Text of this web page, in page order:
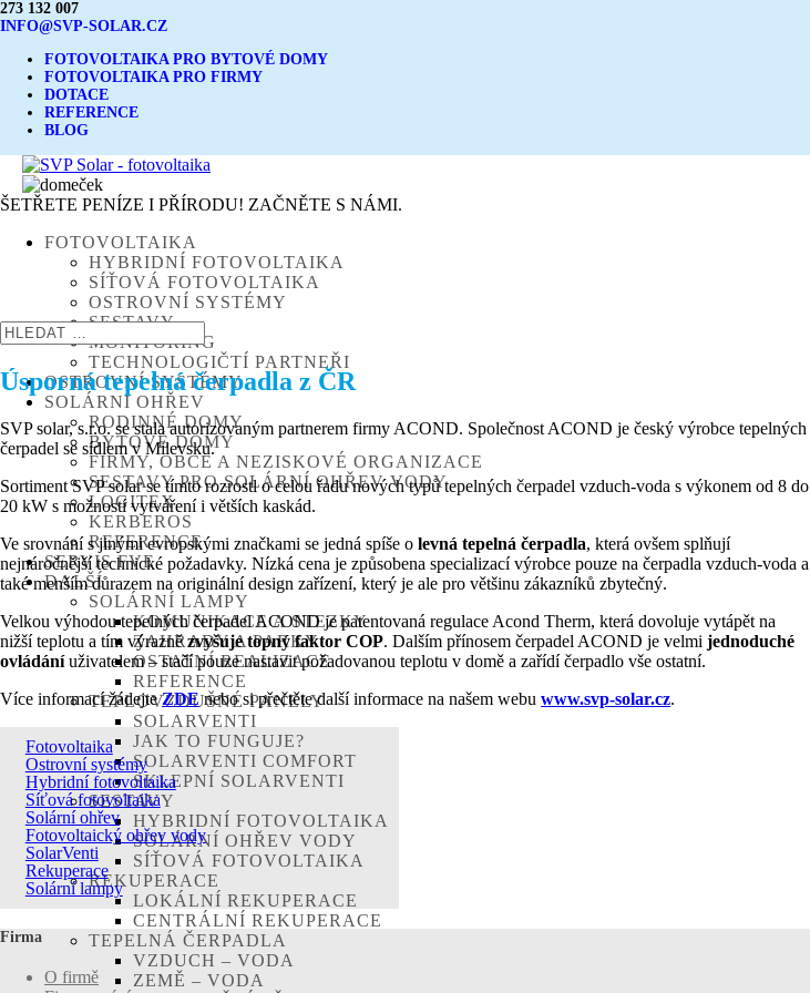
273 132 007
INFO@SVP-SOLAR.CZ
FOTOVOLTAIKA PRO BYTOVÉ DOMY
FOTOVOLTAIKA PRO FIRMY
DOTACE
REFERENCE
BLOG
ŠETŘETE PENÍZE I PŘÍRODU! ZAČNĚTE S NÁMI.
FOTOVOLTAIKA
HYBRIDNÍ FOTOVOLTAIKA
SÍŤOVÁ FOTOVOLTAIKA
OSTROVNÍ SYSTÉMY
SESTAVY
MONITORING
TECHNOLOGIČTÍ PARTNEŘI
OSTROVNÍ SYSTÉMY
SOLÁRNÍ OHŘEV
RODINNÉ DOMY
BYTOVÉ DOMY
FIRMY, OBCE A NEZISKOVÉ ORGANIZACE
SESTAVY PRO SOLÁRNÍ OHŘEV VODY
LOGITEX
KERBEROS
REFERENCE
SERVIS FVE
DALŠÍ
SOLÁRNÍ LAMPY
KOMUNIKACE A STEZKY
ZAHRADY A PARKY
OSTATNÍ REALIZACE
REFERENCE
TEPLOVZDUŠNÉ PANELY
SOLARVENTI
JAK TO FUNGUJE?
SOLARVENTI COMFORT
SKLEPNÍ SOLARVENTI
SESTAVY
HYBRIDNÍ FOTOVOLTAIKA
SOLÁRNÍ OHŘEV VODY
SÍŤOVÁ FOTOVOLTAIKA
REKUPERACE
LOKÁLNÍ REKUPERACE
CENTRÁLNÍ REKUPERACE
TEPELNÁ ČERPADLA
VZDUCH – VODA
ZEMĚ – VODA
Úsporná tepelná čerpadla z ČR
SVP solar, s.r.o. se stala autorizovaným partnerem firmy ACOND. Společnost ACOND je český výrobce tepelných
čerpadel se sídlem v Milevsku.
Sortiment SVP solar se tímto rozrostl o celou řadu nových typů tepelných čerpadel vzduch-voda s výkonem od 8 do
20 kW s možností vytváření i větších kaskád.
Ve srovnání s jinými evropskými značkami se jedná spíše o levná tepelná čerpadla, která ovšem splňují
nejnáročnější technické požadavky. Nízká cena je způsobena specializací výrobce pouze na čerpadla vzduch-voda a
také menším důrazem na originální design zařízení, který je ale pro většinu zákazníků zbytečný.
Velkou výhodou tepelných čerpadel ACOND je patentovaná regulace Acond Therm, která dovoluje vytápět na
nižší teplotu a tím výraznězvyšuje topný faktor COP. Dalším přínosem čerpadel ACOND je velmi jednoduché
ovládáníuživatelem – stačí pouze nastavit požadovanou teplotu v domě a zařídí čerpadlo vše ostatní.
Více informací žádejteZDEnebo si přečtěte další informace na našem webu www.svp-solar.cz.
Fotovoltaika
Ostrovní systémy
Hybridní fotovoltaika
Síťová fotovoltaika
Solární ohřev
Fotovoltaický ohřev vody
SolarVenti
Rekuperace
Solární lampy
Firma
O firmě